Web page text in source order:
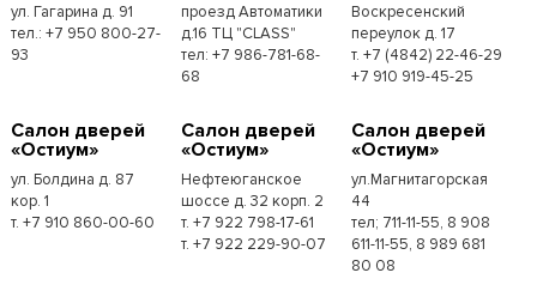
ул. Гагарина д. 91
тел.: +7 950 800-27-
93
проезд Автоматики
д.16 ТЦ "CLASS"
тел: +7 986-781-68-
68
Воскресенский
переулок д. 17
т. +7 (4842) 22-46-29
+7 910 919-45-25
Cалон дверей
«Остиум»
ул. Болдина д. 87
кор. 1
т. +7 910 860-00-60
Cалон дверей
«Остиум»
Нефтеюганское
шоссе д. 32 корп. 2
т. +7 922 798-17-61
т. +7 922 229-90-07
Cалон дверей
«Остиум»
ул.Магнитагорская
44
тел; 711-11-55, 8 908
611-11-55, 8 989 681
80 08